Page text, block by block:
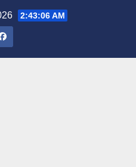
2:43:07 AM